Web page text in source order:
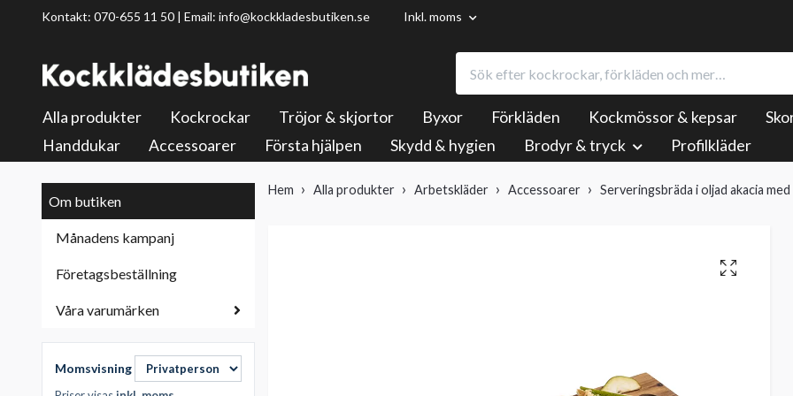
Kontakt: 070-655 11 50 | Email: info@kockkladesbutiken.se Inkl. moms
Alla produkter Kockrockar Tröjor & skjortor Byxor Förkläden Kockmössor & kepsar
Handdukar
Accessoarer Första hjälpen Skydd & hygien Brodyr & tryck Profilkläder
Om butiken
Månadens kampanj
Företagsbeställning
Våra varumärken
Momsvisning
Hem Alla produkter Arbetskläder Accessoarer Serveringsbräda i oljad akacia